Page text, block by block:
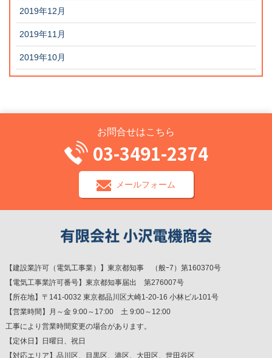
2019年12月
2019年11月
2019年10月
お問合せはこちら
03-3491-2374
メールフォーム
【建設業許可（電気工事業）】東京都知事 （般ｰ7）第160370号
【電気工事業許可番号】東京都知事届出 第276007号
【所在地】〒141-0032 東京都品川区大崎1-20-16 小林ビル101号
【営業時間】月～金 9:00～17:00 土 9:00～12:00
工事により営業時間変更の場合があります。
【定休日】日曜日、祝日
【対応エリア】品川区、目黒区、港区、大田区、世田谷区